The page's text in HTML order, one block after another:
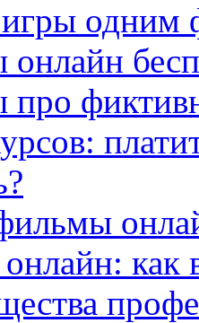
игры одним
про
как